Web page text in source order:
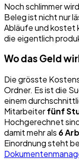
Noch schlimmer
Beleg ist nicht nur
Abläufe und kostet
die eigentlich
Wo das Geld
Die grösste
Ordner. Es ist die
einem
Mitarbeiterfünf
Hochgerechnet
damit mehr als 6
Einordnung steht